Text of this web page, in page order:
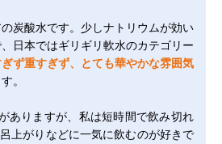
炭酸水です。少しナトリウムが効い
日本ではギリギリ軟水のカテゴリー
ず重すぎず、とても華やかな雰囲気
。
ありますが、私は短時間で飲み切れ
上がりなどに一気に飲むのが好きで